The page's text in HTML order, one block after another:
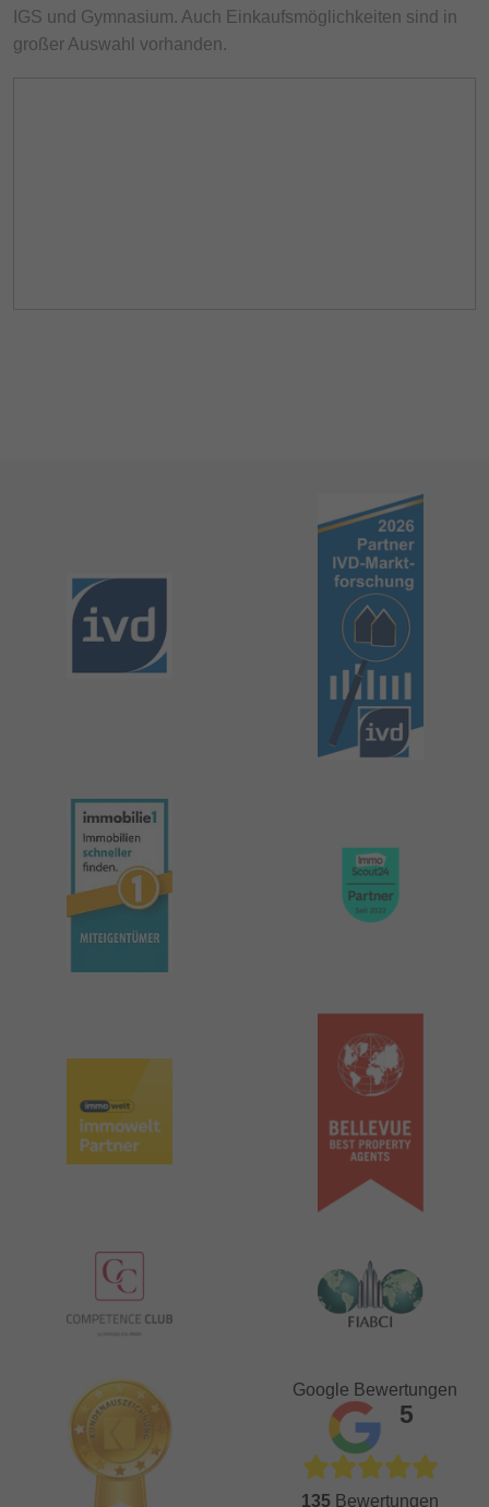
IGS und Gymnasium. Auch Einkaufsmöglichkeiten sind in
großer Auswahl vorhanden.
Google Bewertungen
5
135 Bewertungen